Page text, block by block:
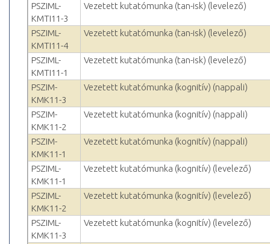
PSZIML-
KMTI11-3
Vezetett kutatómunka (tan-isk) (levelező)
PSZIML-
KMTI11-4
Vezetett kutatómunka (tan-isk) (levelező)
PSZIML-
KMTI11-1
Vezetett kutatómunka (tan-isk) (levelező)
PSZIM-
KMK11-3
Vezetett kutatómunka (kognitív) (nappali)
PSZIM-
KMK11-2
Vezetett kutatómunka (kognitív) (nappali)
PSZIM-
KMK11-1
Vezetett kutatómunka (kognitív) (nappali)
PSZIML-
KMK11-1
Vezetett kutatómunka (kognitív) (levelező)
PSZIML-
KMK11-2
Vezetett kutatómunka (kognitív) (levelező)
PSZIML-
KMK11-3
Vezetett kutatómunka (kognitív) (levelező)